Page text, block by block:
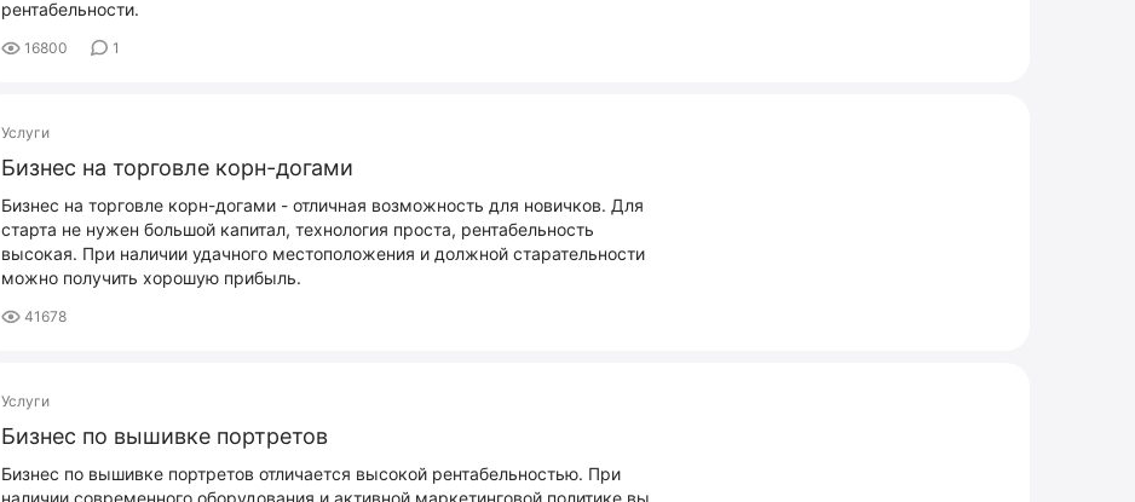
рентабельности.
16800 1
Услуги
Бизнес на торговле корн-догами
Бизнес на торговле корн-догами - отличная возможность для новичков. Для
старта не нужен большой капитал, технология проста, рентабельность
высокая. При наличии удачного местоположения и должной старательности
можно получить хорошую прибыль.
41678
Услуги
Бизнес по вышивке портретов
Бизнес по вышивке портретов отличается высокой рентабельностью. При
наличии современного оборудования и активной маркетинговой политике вы